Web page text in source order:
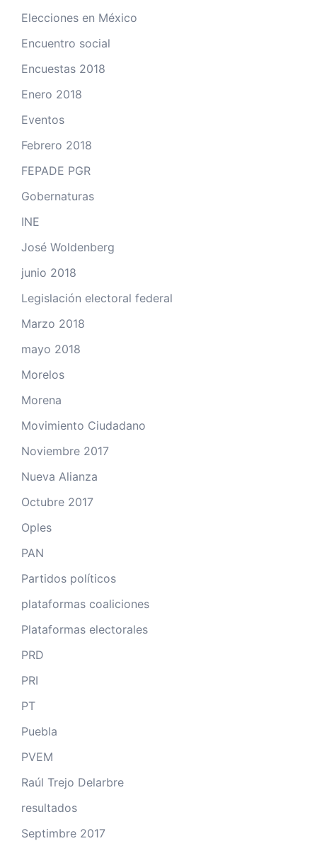
Elecciones en México
Encuentro social
Encuestas 2018
Enero 2018
Eventos
Febrero 2018
FEPADE PGR
Gobernaturas
INE
José Woldenberg
junio 2018
Legislación electoral federal
Marzo 2018
mayo 2018
Morelos
Morena
Movimiento Ciudadano
Noviembre 2017
Nueva Alianza
Octubre 2017
Oples
PAN
Partidos políticos
plataformas coaliciones
Plataformas electorales
PRD
PRI
PT
Puebla
PVEM
Raúl Trejo Delarbre
resultados
Septimbre 2017